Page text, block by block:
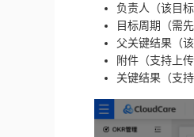
负责人（该目
目标周期（需
父关键结果（
附件（支持上
关键结果（支